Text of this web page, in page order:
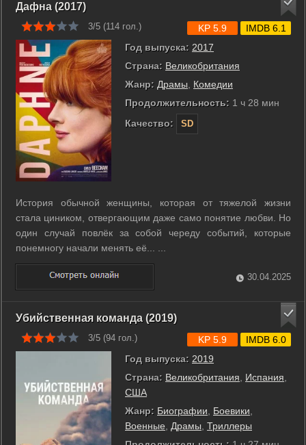
Дафна (2017)
3/5 (114 гол.)
Год выпуска: 2017
Страна: Великобритания
Жанр: Драмы
Комедии
Продолжительность: 1 ч 28 мин
Качество:
SD
KP 5.9 IMDB 6.1
История обычной женщины, которая от тяжелой жизни
стала циником, отвергающим даже само понятие любви. Но
один случай повлёк за собой череду событий, которые
понемногу начали менять её... ...
30.04.2025
Убийственная команда (2019)
3/5 (94 гол.)
Год выпуска: 2019
Страна: Великобритания Испания
США
Жанр: Биографии Боевики
Военные
Драмы Триллеры
KP 5.9 IMDB 6.0